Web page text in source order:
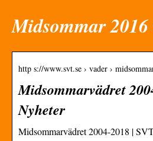
Midsommar 2016
http s://www.svt.se › vader ›
Midsommarvädret
Nyheter
Midsommarvädret 2004-2018 |